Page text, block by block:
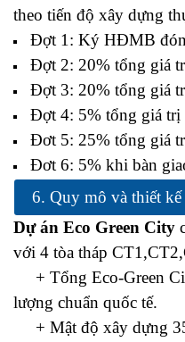
theo tiến độ xây dựng
Đợt 1: Ký HĐMB
Đợt 2: 20% tổng giá
Đợt 3: 20% tổng giá
Đợt 4: 5% tổng giá trị
Đơt 5: 25% tổng giá
Đơt 6: 5% khi bàn
6. Quy mô và thiết kế
Dự án Eco Green City
với 4 tòa tháp
+ Tổng Eco-Green
lượng chuẩn quốc tế.
+ Mật độ xây dựng